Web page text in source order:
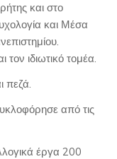
και στο
και Μέσα
ιδιωτικό τομέα.
πεζά.
από τις
έργα 200